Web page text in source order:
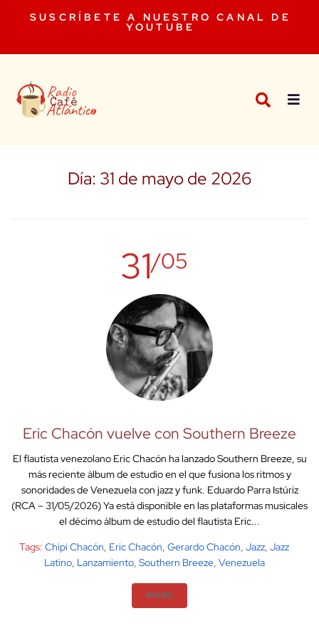
SUSCRÍBETE A NUESTRO CANAL DE
YOUTUBE
Día: 31 de mayo de 2026
31/05
Eric Chacón vuelve con Southern Breeze
El flautista venezolano Eric Chacón ha lanzado Southern Breeze, su
más reciente álbum de estudio en el que fusiona los ritmos y
sonoridades de Venezuela con jazz y funk. Eduardo Parra Istúriz
(RCA – 31/05/2026) Ya está disponible en las plataformas musicales
el décimo álbum de estudio del flautista Eric...
Tags: Chipi Chacón, Eric Chacón, Gerardo Chacón, Jazz, Jazz
Latino, Lanzamiento, Southern Breeze, Venezuela
MORE